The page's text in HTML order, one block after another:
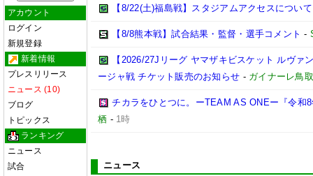
アカウント
ログイン
新規登録
新着情報
プレスリリース
ニュース (10)
ブログ
トピックス
ランキング
ニュース
試合
【8/22(土)福島戦】スタジアムアクセスについて
【8/8熊本戦】試合結果・監督・選手コメント -
【2026/27Jリーグ ヤマザキビスケット ルヴ
ージャ戦 チケット販売のお知らせ - ガイナーレ鳥取
チカラをひとつに。ーTEAM AS ONEー『令和
栖 - 1時
ニュース